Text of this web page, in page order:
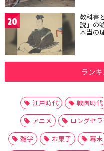
20 教科書
説」の
本当の
ラン
江戸時代 戦国時代
アニメ
ロングセラ
雑学
お菓子 幕末